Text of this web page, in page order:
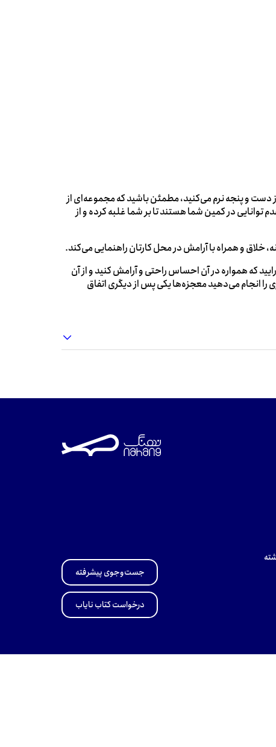
و پنجه نرم می‌‌کنید، مطمئن باشید که مجموعه‌‌ای از
در کمین شما هستند تا بر شما غلبه کرده و از
و همراه با آرامش در محل کارتان راهنمایی می‌‌کند.
که همواره در آن احساس راحتی و آرامش کنید و از آن
انجام می‌‌دهید معجزه‌‌ها یکی پس از دیگری اتفاق
جست‌وجوی پیشرفته
درخواست کتاب نایاب